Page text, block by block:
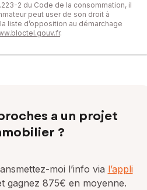
2 du Code de la consommation, il
peut user de son droit à
liste d’opposition au démarchage
.
a un projet
?
moi l’info via l’appli
gagnez 875€ en moyenne.